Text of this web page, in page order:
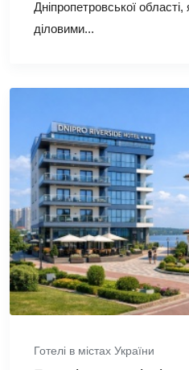
Дніпропетровської
діловими...
Готелі в містах України